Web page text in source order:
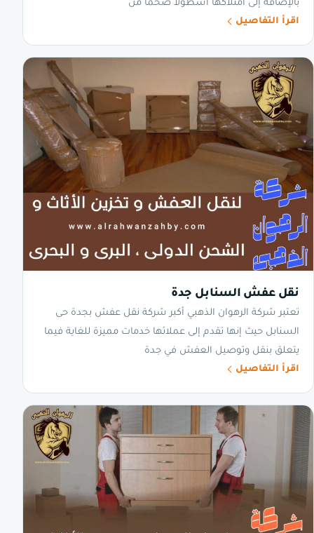
بالإضافة إلى امتلاكها أسطولا ضخمًا من
اقرأ التفاصيل
نقل عفش السنابل جدة
تعتبر شركة الرهوان الذهبي أكبر شركة نقل عفش بجدة حى
السنابل حيث إنها تقدم إلى عملائها خدمات مميزة للغاية فيما
يتعلق بنقل وتوصيل العفش في جدة
اقرأ التفاصيل